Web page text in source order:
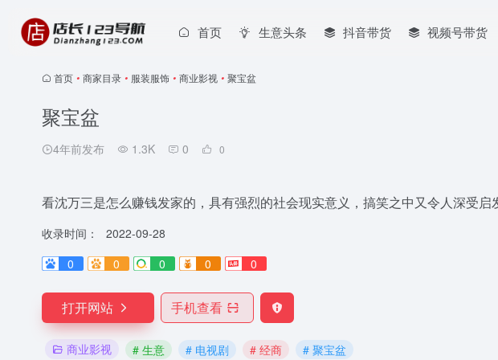
首页 生意头条 抖音带货 视频号带货
首页 • 商家目录 • 服装服饰 • 商业影视 • 聚宝盆
聚宝盆
4年前发布 1.3K 0 0
看沈万三是怎么赚钱发家的，具有强烈的社会现实意义，搞笑之中又令人深受启
收录时间：
2022-09-28
0
0 0 0 0
打开网站 手机查看
商业影视 # 生意 # 电视剧 # 经商 # 聚宝盆